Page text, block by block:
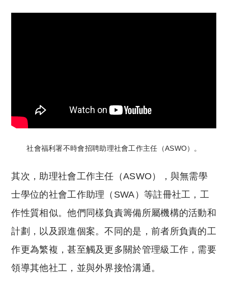
社會福利署不時會招聘助理社會工作主任（ASWO）。
其次，助理社會工作主任（ASWO），與無需學
士學位的社會工作助理（SWA）等註冊社工，工
作性質相似。他們同樣負責籌備所屬機構的活動和
計劃，以及跟進個案。不同的是，前者所負責的工
作更為繁複，甚至觸及更多關於管理級工作，需要
領導其他社工，並與外界接恰溝通。